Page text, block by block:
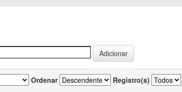
Ordenar Registro(s)